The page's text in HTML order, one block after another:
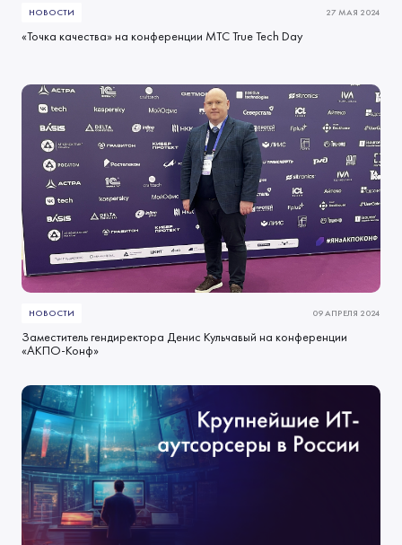
НОВОСТИ 27 МАЯ 2024
«Точка качества» на конференции МТС True Tech Day
НОВОСТИ 09 АПРЕЛЯ 2024
Заместитель гендиректора Денис Кульчавый на конференции
«АКПО-Конф»